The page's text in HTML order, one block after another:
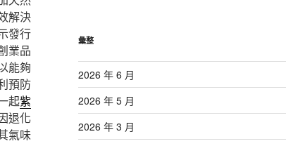
解決
發行
業品
能夠
預防
起紫
退化
氣味
彙整
2026 年 6 月
2026 年 5 月
2026 年 3 月